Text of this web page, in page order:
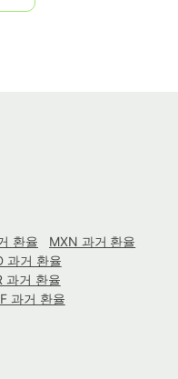
환율
MXN 과거 환율
과거 환율
과거 환율
과거 환율